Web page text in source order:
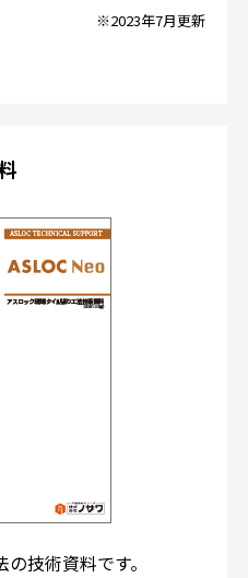
※2023年7月更新
技術資料です。